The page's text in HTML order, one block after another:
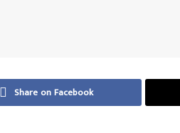
Share on Facebook